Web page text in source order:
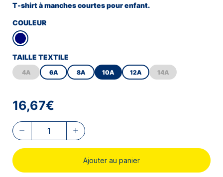
T-shirt à manches courtes pour enfant.
COULEUR
TAILLE TEXTILE
4A 6A 8A 10A 12A 14A
16,67€
Ajouter au panier